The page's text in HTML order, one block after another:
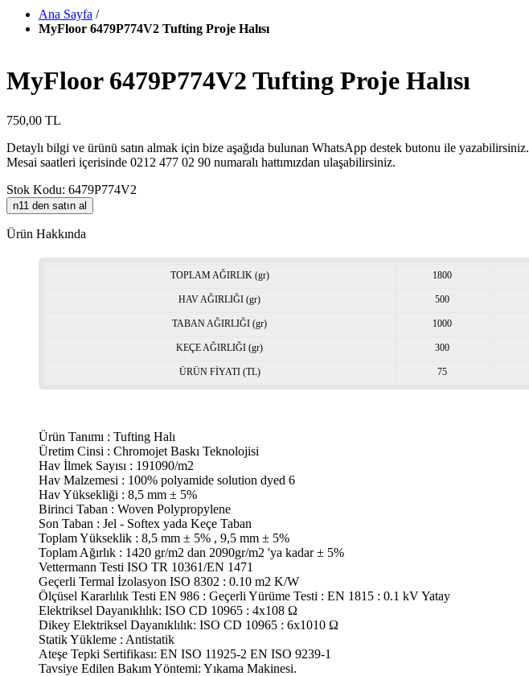
Ana Sayfa /
MyFloor 6479P774V2 Tufting Proje Halısı
MyFloor 6479P774V2 Tufting Proje Halısı
750,00 TL
Detaylı bilgi ve ürünü satın almak için bize aşağıda bulunan WhatsApp destek butonu ile yazabilirsiniz.
Mesai saatleri içerisinde 0212 477 02 90 numaralı hattımızdan ulaşabilirsiniz.
Stok Kodu: 6479P774V2
n11 den satın al
Ürün Hakkında
TOPLAM AĞIRLIK (gr) 1800
HAV AĞIRLIĞI (gr) 500
TABAN AĞIRLIĞI (gr) 1000
KEÇE AĞIRLIĞI (gr) 300
ÜRÜN FİYATI (TL) 75
Ürün Tanımı : Tufting Halı
Üretim Cinsi : Chromojet Baskı Teknolojisi
Hav İlmek Sayısı : 191090/m2
Hav Malzemesi : 100% polyamide solution dyed 6
Hav Yüksekliği : 8,5 mm ± 5%
Birinci Taban : Woven Polypropylene
Son Taban : Jel - Softex yada Keçe Taban
Toplam Yükseklik : 8,5 mm ± 5% , 9,5 mm ± 5%
Toplam Ağırlık : 1420 gr/m2 dan 2090gr/m2 'ya kadar ± 5%
Vettermann Testi ISO TR 10361/EN 1471
Geçerli Termal İzolasyon ISO 8302 : 0.10 m2 K/W
Ölçüsel Kararlılık Testi EN 986 : Geçerli Yürüme Testi : EN 1815 : 0.1 kV Yatay
Elektriksel Dayanıklılık: ISO CD 10965 : 4x108 Ω
Dikey Elektriksel Dayanıklılık: ISO CD 10965 : 6x1010 Ω
Statik Yükleme : Antistatik
Ateşe Tepki Sertifikası: EN ISO 11925-2 EN ISO 9239-1
Tavsiye Edilen Bakım Yöntemi: Yıkama Makinesi.